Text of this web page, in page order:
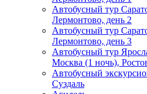
Автобусный тур
Лермонтово, день 2
Автобусный тур
Лермонтово, день 3
Автобусный тур
Москва (1 ночь),
Автобусный
Суздаль